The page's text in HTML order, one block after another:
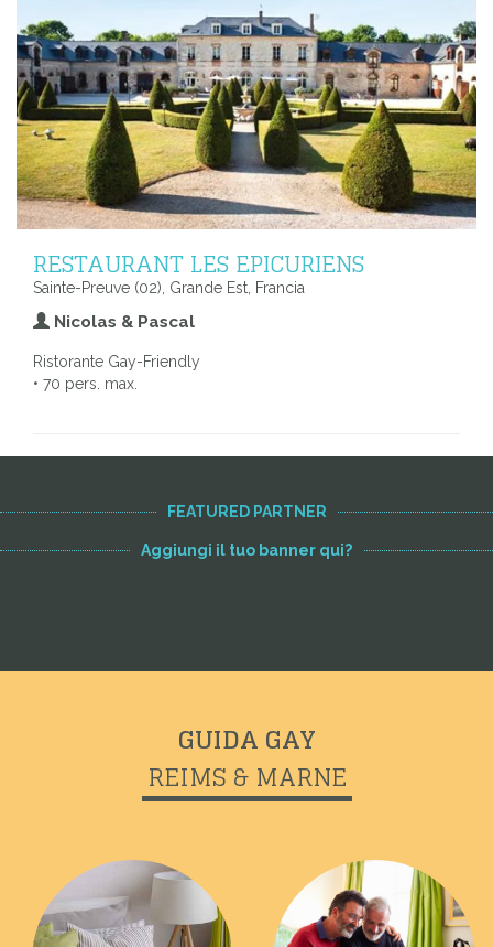
RESTAURANT LES EPICURIENS
Sainte-Preuve (02), Grande Est, Francia
Nicolas & Pascal
Ristorante Gay-Friendly
• 70 pers. max.
FEATURED PARTNER
Aggiungi il tuo banner qui?
GUIDA GAY
REIMS & MARNE